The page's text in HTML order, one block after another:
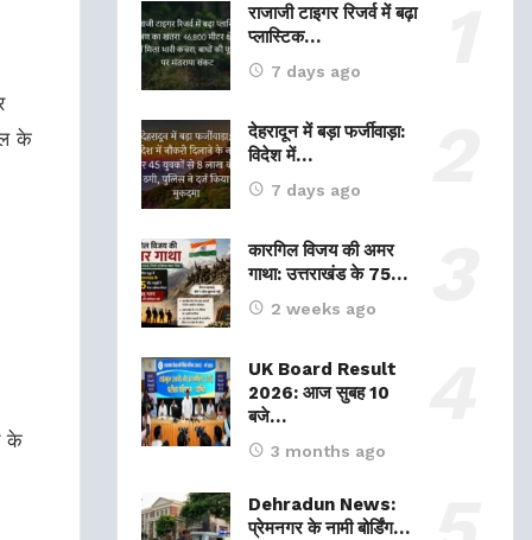
के
के
राजाजी टाइगर रिजर्व में बढ़ा
प्लास्टिक…
7 days ago
देहरादून में बड़ा फर्जीवाड़ा:
विदेश में…
7 days ago
कारगिल विजय की अमर
गाथा: उत्तराखंड के 75…
2 weeks ago
UK Board Result
2026: आज सुबह 10
बजे…
3 months ago
Dehradun News:
प्रेमनगर के नामी बोर्डिंग…